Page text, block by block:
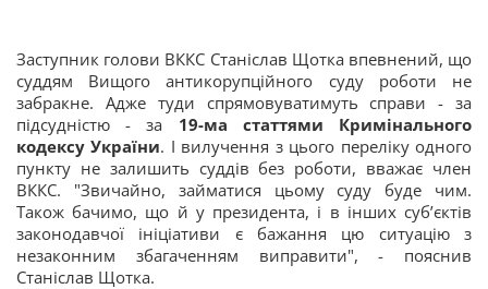
Заступник голови ВККС Станіслав Щотка впевнений, що
суддям Вищого антикорупційного суду роботи не
забракне. Адже туди спрямовуватимуть справи - за
підсудністю - за 19-ма статтями Кримінального
кодексу України. І вилучення з цього переліку одного
пункту не залишить суддів без роботи, вважає член
ВККС. "Звичайно, займатися цьому суду буде чим.
Також бачимо, що й у президента, і в інших суб’єктів
законодавчої ініціативи є бажання цю ситуацію з
незаконним збагаченням виправити", - пояснив
Станіслав Щотка.